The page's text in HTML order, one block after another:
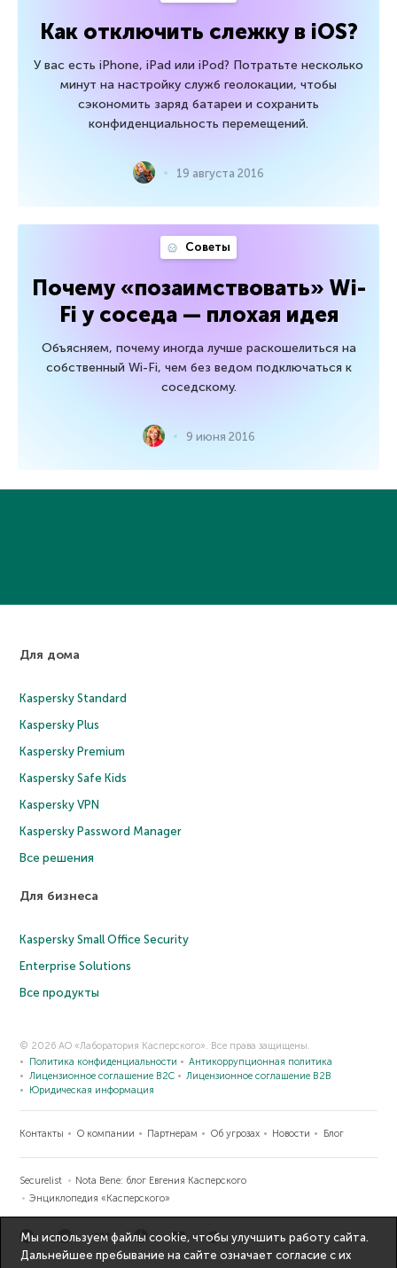
Как отключить слежку в iOS?
У вас есть iPhone, iPad или iPod? Потратьте несколько
минут на настройку служб геолокации, чтобы
сэкономить заряд батареи и сохранить
конфиденциальность перемещений.
19 августа 2016
Советы
Почему «позаимствовать» Wi-
Fi у соседа — плохая идея
Объясняем, почему иногда лучше раскошелиться на
собственный Wi-Fi, чем без ведом подключаться к
соседскому.
9 июня 2016
Для дома
Kaspersky Standard
Kaspersky Plus
Kaspersky Premium
Kaspersky Safe Kids
Kaspersky VPN
Kaspersky Password Manager
Все решения
Для бизнеса
Kaspersky Small Office Security
Enterprise Solutions
Все продукты
© 2026 АО «Лаборатория Касперского». Все права защищены.
Политика конфиденциальности
Антикоррупционная политика
Лицензионное соглашение B2C
Лицензионное соглашение B2B
Юридическая информация
Контакты О компании Партнерам Об угрозах Новости Блог
Securelist
Nota Bene: блог Евгения Касперского
Энциклопедия «Касперского»
Мы используем файлы cookie, чтобы улучшить работу сайта.
Дальнейшее пребывание на сайте означает согласие с их